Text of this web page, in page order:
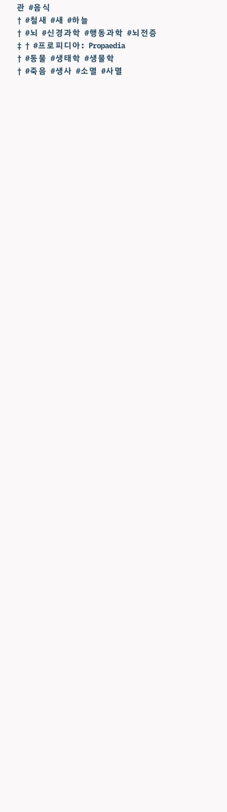
관 #음식
† #철새 #새 #하늘
† #뇌 #신경과학 #행동과학 #뇌전증
‡ † #프로피디아: Propaedia
† #동물 #생태학 #생물학
† #죽음 #생사 #소멸 #사멸